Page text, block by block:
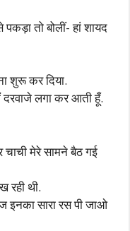
तो बोलीं- हां शायद
शुरू कर दिया.
लगा कर आती हूँ.
चाची मेरे सामने बैठ गई
रही थी.
सारा रस पी जाओ